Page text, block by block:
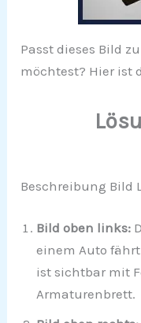
Passt dieses Bild
möchtest? Hier ist
Beschreibung Bild
Bild oben links:
einem Auto
ist sichtbar mit
Armaturenbrett.